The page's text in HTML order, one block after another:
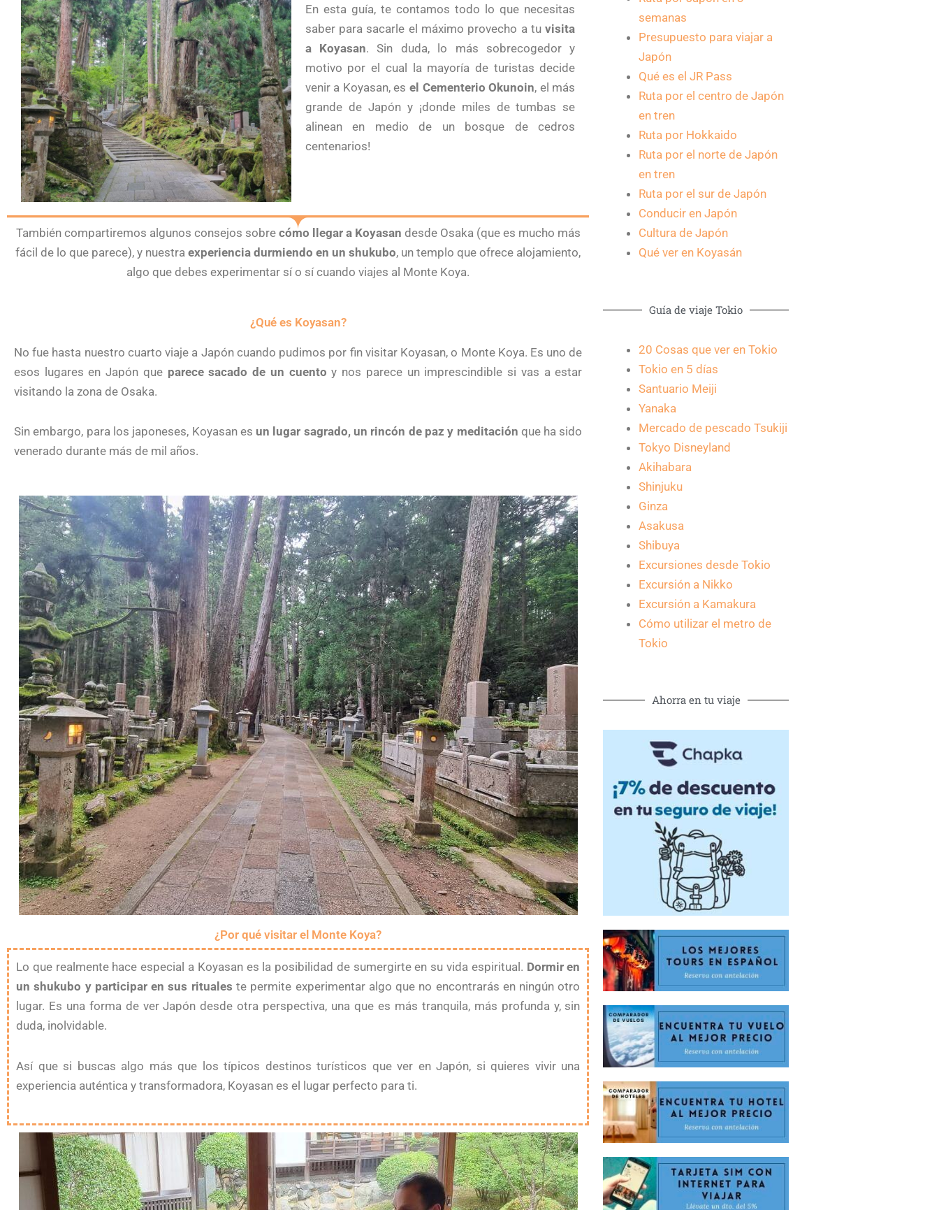
En esta guía, te contamos todo lo que necesitas
saber para sacarle el máximo provecho a tuvisita
a Koyasan. Sin duda, lo más sobrecogedor y
motivo por el cual la mayoría de turistas decide
venir a Koyasan, esel Cementerio Okunoin, el más
grande de Japón y ¡donde miles de tumbas se
alinean en medio de un bosque de cedros
centenarios!
También compartiremos algunos consejos sobre cómo llegar a Koyasan desde Osaka (que es mucho más
fácil de lo que parece), y nuestraexperiencia durmiendo en un shukubo, un templo que ofrece alojamiento,
algo que debes experimentar sí o sí cuando viajes al Monte Koya.
¿Qué es Koyasan?
No fue hasta nuestro cuarto viaje a Japón cuando pudimos por fin visitar Koyasan, o Monte Koya. Es uno de
esos lugares en Japón que parece sacado de un cuento y nos parece un imprescindible si vas a estar
visitando la zona de Osaka.
Sin embargo, para los japoneses, Koyasan es un lugar sagrado, un rincón de paz y meditación que ha sido
venerado durante más de mil años.
¿Por qué visitar el Monte Koya?
Lo que realmente hace especial a Koyasan es la posibilidad de sumergirte en su vida espiritual. Dormir en
un shukubo y participar en sus rituales te permite experimentar algo que no encontrarás en ningún otro
lugar. Es una forma de ver Japón desde otra perspectiva, una que es más tranquila, más profunda y, sin
duda, inolvidable.
Así que si buscas algo más que los típicos destinos turísticos que ver en Japón, si quieres vivir una
experiencia auténtica y transformadora, Koyasan es el lugar perfecto para ti.
semanas
Presupuesto para viajar a
Japón
Qué es el JR Pass
Ruta por el centro de Japón
en tren
Ruta por Hokkaido
Ruta por el norte de Japón
en tren
Ruta por el sur de Japón
Conducir en Japón
Cultura de Japón
Qué ver en Koyasán
Guía de viaje Tokio
20 Cosas que ver en Tokio
Tokio en 5 días
Santuario Meiji
Yanaka
Mercado de pescado Tsukiji
Tokyo Disneyland
Akihabara
Shinjuku
Ginza
Asakusa
Shibuya
Excursiones desde Tokio
Excursión a Nikko
Excursión a Kamakura
Cómo utilizar el metro de
Tokio
Ahorra en tu viaje